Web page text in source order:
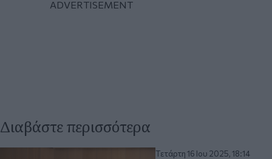
Διαβάστε περισσότερα
Τετάρτη 16 Ιου 2025, 18:14